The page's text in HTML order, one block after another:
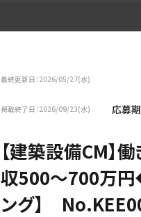
最終更新日：2026/05/27(水)
掲載終了日：2026/09/23(水) 応募期
【建築設備CM】
収500～700万円
ング】